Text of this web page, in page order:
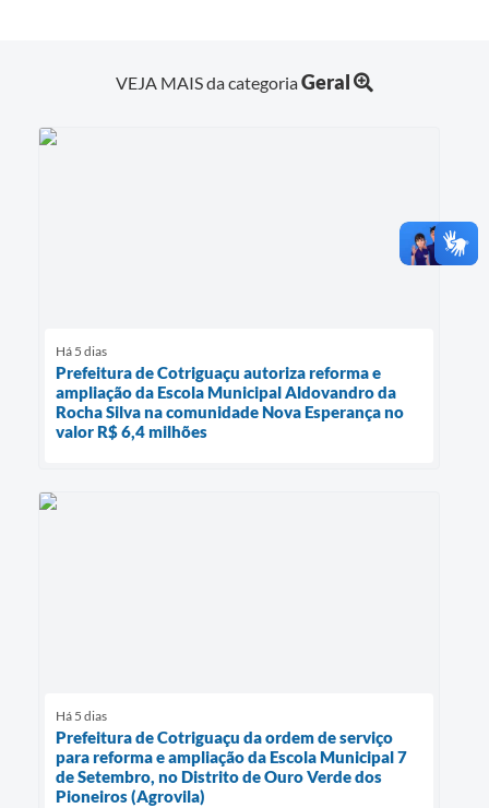
VEJA MAIS da categoriaGeral
Há 5 dias
Prefeitura de Cotriguaçu autoriza reforma e
ampliação da Escola Municipal Aldovandro da
Rocha Silva na comunidade Nova Esperança no
valor R$ 6,4 milhões
Há 5 dias
Prefeitura de Cotriguaçu da ordem de serviço
para reforma e ampliação da Escola Municipal 7
de Setembro, no Distrito de Ouro Verde dos
Pioneiros (Agrovila)